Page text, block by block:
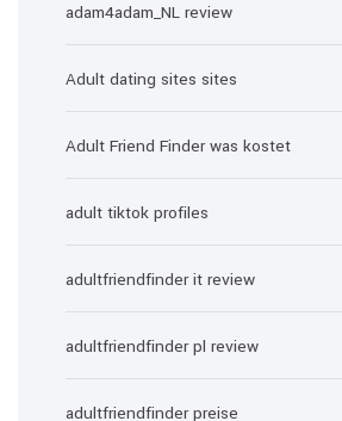
adam4adam_NL review
Adult dating sites sites
Adult Friend Finder was kostet
adult tiktok profiles
adultfriendfinder it review
adultfriendfinder pl review
adultfriendfinder preise